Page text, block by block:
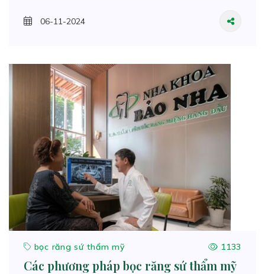
06-11-2024
bọc răng sứ thẩm mỹ 1133
Các phương pháp bọc răng sứ thẩm mỹ